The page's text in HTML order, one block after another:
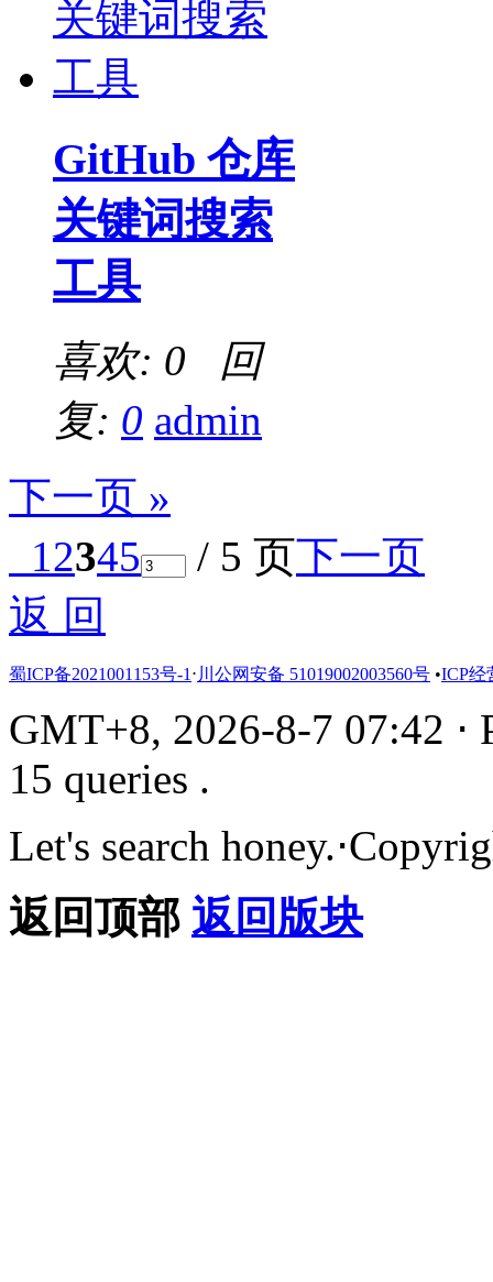
GitHub 仓库
关键词搜索
工具
喜欢: 0 回
复: 0 admin
下一页 »
1 2345 / 5 页下一页
返 回
蜀ICP备2021001153号-1 ⋅ 川公网安备 51019002003560号 •ICP经
GMT+8, 2026-8-7 07:42 ⋅
15 queries .
Let's search honey.⋅
返回顶部 返回版块